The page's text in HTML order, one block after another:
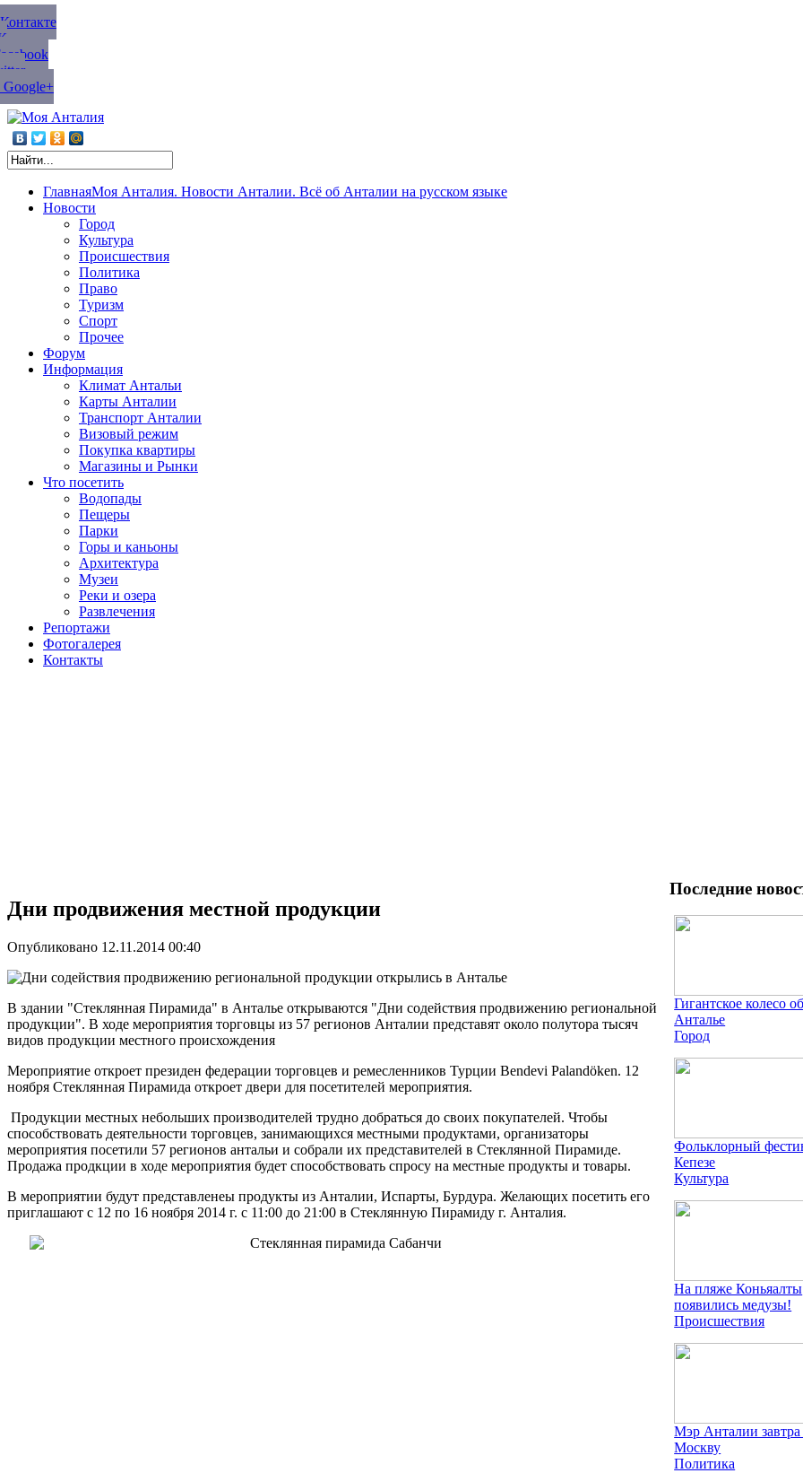
ГлавнаяМоя Анталия. Новости Анталии. Всё об Анталии на русском языке
Новости
Город
Культура
Происшествия
Политика
Право
Туризм
Спорт
Прочее
Форум
Информация
Климат Антальи
Карты Анталии
Транспорт Анталии
Визовый режим
Покупка квартиры
Магазины и Рынки
Что посетить
Водопады
Пещеры
Парки
Горы и каньоны
Архитектура
Музеи
Реки и озера
Развлечения
Репортажи
Фотогалерея
Контакты
Дни продвижения местной продукции
Опубликовано 12.11.2014 00:40
В здании "Стеклянная Пирамида" в Анталье открываются "Дни содействия продвижению региональной
продукции". В ходе мероприятия торговцы из 57 регионов Анталии представят около полутора тысяч
видов продукции местного происхождения
Мероприятие откроет президен федерации торговцев и ремесленников Турции Bendevi Palandöken. 12
ноября Стеклянная Пирамида откроет двери для посетителей мероприятия.
Продукции местных небольших производителей трудно добраться до своих покупателей. Чтобы
способствовать деятельности торговцев, занимающихся местными продуктами, организаторы
мероприятия посетили 57 регионов антальи и собрали их представителей в Стеклянной Пирамиде.
Продажа продкции в ходе мероприятия будет способствовать спросу на местные продукты и товары.
В мероприятии будут представленеы продукты из Анталии, Испарты, Бурдура. Желающих посетить его
приглашают с 12 по 16 ноября 2014 г. с 11:00 до 21:00 в Стеклянную Пирамиду г. Анталия.
Последние
Гигантское колесо
Анталье
Город
Фольклорный
Кепезе
Культура
На пляже Коньяалты
появились медузы!
Происшествия
Мэр Анталии завтра
Москву
Политика